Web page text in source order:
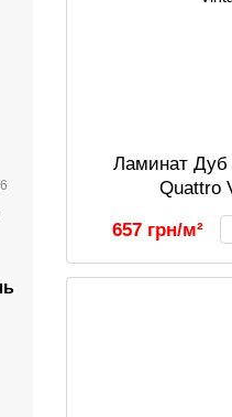
Ламинат
Quattro
657 грн/м²